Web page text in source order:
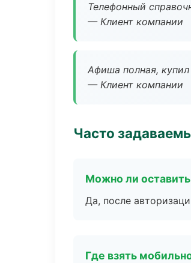
Телефонный
— Клиент компании
Афиша полная,
— Клиент компании
Часто
Можно ли
Да, после
Где взять